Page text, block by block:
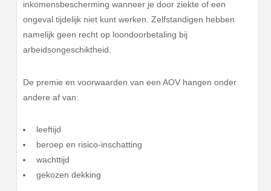
inkomensbescherming wanneer je door ziekte of een
ongeval tijdelijk niet kunt werken. Zelfstandigen hebben
namelijk geen recht op loondoorbetaling bij
arbeidsongeschiktheid.
De premie en voorwaarden van een AOV hangen onder
andere af van:
leeftijd
beroep en risico-inschatting
wachttijd
gekozen dekking